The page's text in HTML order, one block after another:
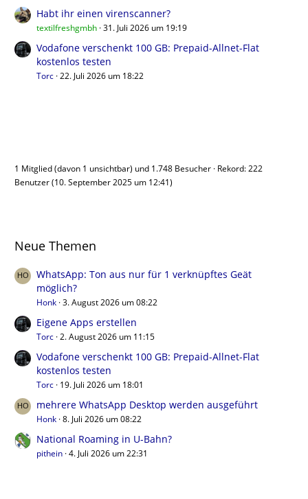
Habt ihr einen virenscanner?
textilfreshgmbh 31. Juli 2026 um 19:19
Vodafone verschenkt 100 GB: Prepaid-Allnet-Flat
kostenlos testen
Torc 22. Juli 2026 um 18:22
1 Mitglied (davon 1 unsichtbar) und 1.748 Besucher Rekord: 222
Benutzer (10. September 2025 um 12:41)
Neue Themen
WhatsApp: Ton aus nur für 1 verknüpftes Geät
möglich?
Honk 3. August 2026 um 08:22
Eigene Apps erstellen
Torc 2. August 2026 um 11:15
Vodafone verschenkt 100 GB: Prepaid-Allnet-Flat
kostenlos testen
Torc 19. Juli 2026 um 18:01
mehrere WhatsApp Desktop werden ausgeführt
Honk 8. Juli 2026 um 08:22
National Roaming in U-Bahn?
pithein 4. Juli 2026 um 22:31